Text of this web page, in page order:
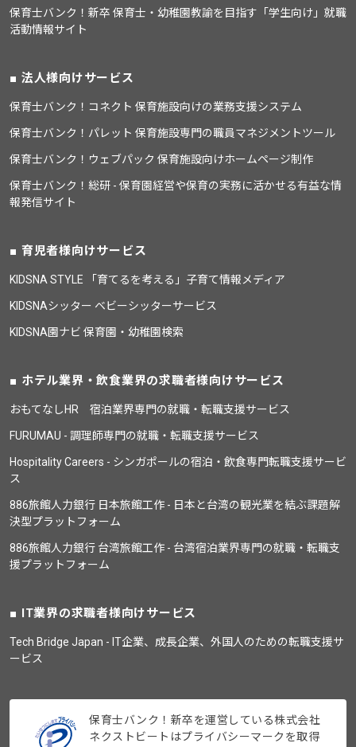
保育士バンク！新卒 保育士・幼稚園教諭を目指す「学生向け」就職
活動情報サイト
法人様向けサービス
保育士バンク！コネクト 保育施設向けの業務支援システム
保育士バンク！パレット 保育施設専門の職員マネジメントツール
保育士バンク！ウェブパック 保育施設向けホームページ制作
保育士バンク！総研 - 保育園経営や保育の実務に活かせる有益な情
報発信サイト
育児者様向けサービス
KIDSNA STYLE 「育てるを考える」子育て情報メディア
KIDSNAシッター ベビーシッターサービス
KIDSNA園ナビ 保育園・幼稚園検索
ホテル業界・飲食業界の求職者様向けサービス
おもてなしHR 宿泊業界専門の就職・転職支援サービス
FURUMAU - 調理師専門の就職・転職支援サービス
Hospitality Careers - シンガポールの宿泊・飲食専門転職支援サービ
ス
886旅館人力銀行 日本旅館工作 - 日本と台湾の観光業を結ぶ課題解
決型プラットフォーム
886旅館人力銀行 台湾旅館工作 - 台湾宿泊業界専門の就職・転職支
援プラットフォーム
IT業界の求職者様向けサービス
Tech Bridge Japan - IT企業、成長企業、外国人のための転職支援サ
ービス
保育士バンク！新卒を運営している株式会社
ネクストビートはプライバシーマークを取得